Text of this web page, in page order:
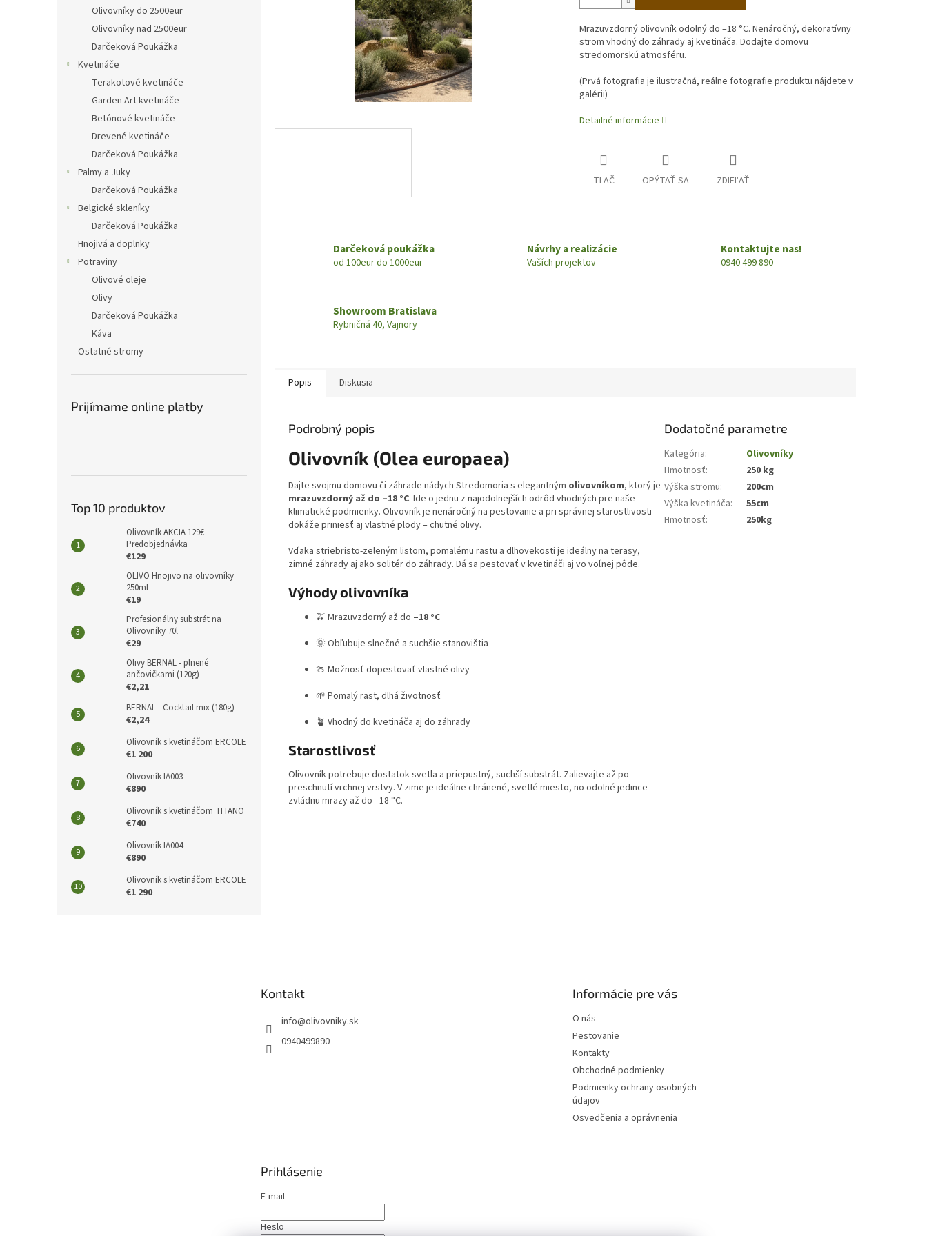
Olivovníky do 2500eur
Olivovníky nad 2500eur
Darčeková Poukážka
Kvetináče
Terakotové kvetináče
Garden Art kvetináče
Betónové kvetináče
Drevené kvetináče
Darčeková Poukážka
Palmy a Juky
Darčeková Poukážka
Belgické skleníky
Darčeková Poukážka
Hnojivá a doplnky
Potraviny
Olivové oleje
Olivy
Darčeková Poukážka
Káva
Ostatné stromy
Prijímame online platby
Top 10 produktov
Olivovník AKCIA 129€
Predobjednávka
€129
OLIVO Hnojivo na olivovníky
250ml
€19
Profesionálny substrát na
Olivovníky 70l
€29
Olivy BERNAL - plnené
ančovičkami (120g)
€2,21
BERNAL - Cocktail mix (180g)
€2,24
Olivovník s kvetináčom ERCOLE
€1 200
Olivovník IA003
€890
Olivovník s kvetináčom TITANO
€740
Olivovník IA004
€890
Olivovník s kvetináčom ERCOLE
€1 290
Mrazuvzdorný olivovník odolný do –18 °C. Nenáročný, dekoratívny
strom vhodný do záhrady aj kvetináča. Dodajte domovu
stredomorskú atmosféru.
(Prvá fotografia je ilustračná, reálne fotografie produktu nájdete v
galérii)
Detailné informácie
TLAČ OPÝTAŤ SA ZDIEĽAŤ
Darčeková poukážka
od 100eur do 1000eur
Návrhy a realizácie
Vaších projektov
Kontaktujte nas!
0940 499 890
Showroom Bratislava
Rybničná 40, Vajnory
Popis Diskusia
Podrobný popis
Olivovník (Olea europaea)
Dajte svojmu domovu či záhrade nádych Stredomoria s elegantným olivovníkom, ktorý je
mrazuvzdorný až do –18 °C. Ide o jednu z najodolnejších odrôd vhodných pre naše
klimatické podmienky. Olivovník je nenáročný na pestovanie a pri správnej starostlivosti
dokáže priniesť aj vlastné plody – chutné olivy.
Vďaka striebristo-zeleným listom, pomalému rastu a dlhovekosti je ideálny na terasy,
zimné záhrady aj ako solitér do záhrady. Dá sa pestovať v kvetináči aj vo voľnej pôde.
Výhody olivovníka
🫒 Mrazuvzdorný až do –18 °C
🌞 Obľubuje slnečné a suchšie stanovištia
🍈 Možnosť dopestovať vlastné olivy
🌱 Pomalý rast, dlhá životnosť
🪴 Vhodný do kvetináča aj do záhrady
Starostlivosť
Olivovník potrebuje dostatok svetla a priepustný, suchší substrát. Zalievajte až po
preschnutí vrchnej vrstvy. V zime je ideálne chránené, svetlé miesto, no odolné jedince
zvládnu mrazy až do –18 °C.
Dodatočné parametre
Kategória:
Olivovníky
Hmotnosť:
250 kg
Výška stromu:
200cm
Výška kvetináča:
55cm
Hmotnosť: 250kg
Kontakt
info@olivovniky.sk
0940499890
Informácie pre vás
O nás
Pestovanie
Kontakty
Obchodné podmienky
Podmienky ochrany osobných
údajov
Osvedčenia a oprávnenia
Prihlásenie
E-mail
Heslo